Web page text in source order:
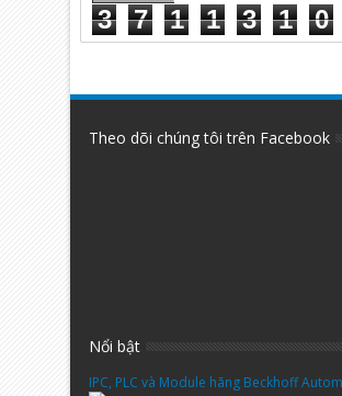
3 7 1 1 3 1 0
Theo dõi chúng tôi trên Facebook
Nổi bật
IPC, PLC và Module hãng Beckhoff